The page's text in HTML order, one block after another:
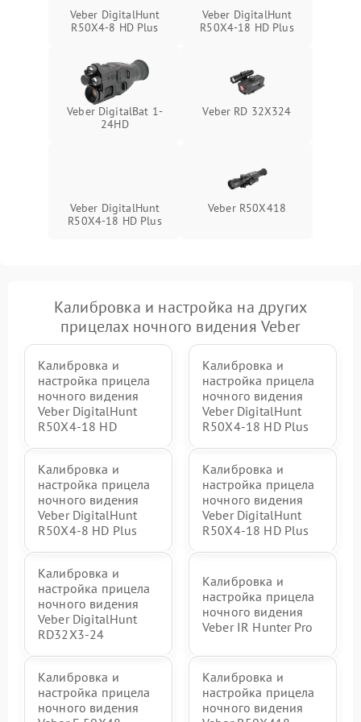
от замыкания
1000 ₽ Подробнее →
Veber DigitalHunt
R50X4-8 HD Plus
Veber DigitalHunt
R50X4-18 HD Plus
Veber DigitalBat 1-
24HD
Veber RD 32X324
Veber DigitalHunt
R50X4-18 HD Plus
Veber R50X418
Калибровка и настройка на других
прицелах ночного видения Veber
Калибровка и
настройка прицела
ночного видения
Veber DigitalHunt
R50X4-18 HD
Калибровка и
настройка прицела
ночного видения
Veber DigitalHunt
R50X4-18 HD Plus
Калибровка и
настройка прицела
ночного видения
Veber DigitalHunt
R50X4-8 HD Plus
Калибровка и
настройка прицела
ночного видения
Veber DigitalHunt
R50X4-18 HD Plus
Калибровка и
настройка прицела
ночного видения
Veber DigitalHunt
RD32X3-24
Калибровка и
настройка прицела
ночного видения
Veber IR Hunter Pro
Калибровка и
настройка прицела
ночного видения
Калибровка и
настройка прицела
ночного видения